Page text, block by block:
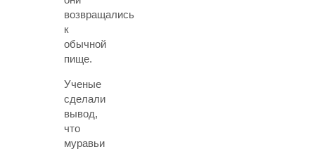
возвращались
к
обычной
пище.
Ученые
сделали
вывод,
что
муравьи